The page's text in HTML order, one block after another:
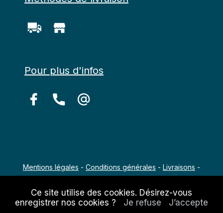
Pour plus d'infos
Mentions légales - Conditions générales - Livraisons -
Ce site utilise des cookies. Désirez-vous
enregistrer nos cookies ?
Je refuse J’accepte